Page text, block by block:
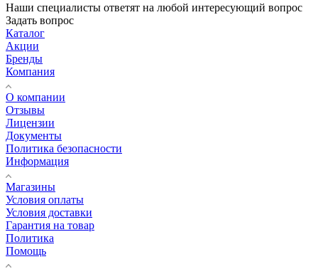
Наши специалисты ответят на любой интересующий вопрос
Задать вопрос
Каталог
Акции
Бренды
Компания
О компании
Отзывы
Лицензии
Документы
Политика безопасности
Информация
Магазины
Условия оплаты
Условия доставки
Гарантия на товар
Политика
Помощь